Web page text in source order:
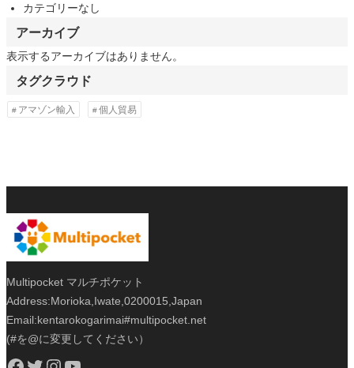
カテゴリーなし
アーカイブ
表示するアーカイブはありません。
タグクラウド
アマゾン輸入 個人貿易
Multipocket マルチポケット
Address:Morioka,Iwate,0200015,Japan
Email:kentarokogarimai#multipocket.net
(#を@に変更してください）